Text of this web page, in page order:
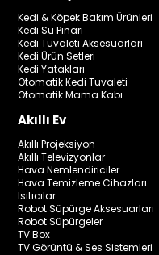
Kedi & Köpek Bakım Ürünleri
Kedi Su Pınarı
Kedi Tuvaleti Aksesuarları
Kedi Ürün Setleri
Kedi Yatakları
Otomatik Kedi Tuvaleti
Otomatik Mama Kabı
Akıllı Ev
Akıllı Projeksiyon
Akıllı Televizyonlar
Hava Nemlendiriciler
Hava Temizleme Cihazları
Isıtıcılar
Robot Süpürge Aksesuarları
Robot Süpürgeler
TV Box
TV Görüntü & Ses Sistemleri